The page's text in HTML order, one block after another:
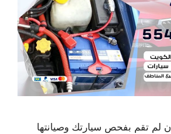
لم تقم بفحص سيارتك وصيانتها